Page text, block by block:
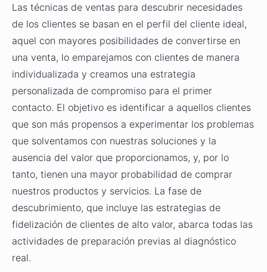
Las técnicas de ventas para descubrir necesidades
de los clientes se basan en el perfil del cliente ideal,
aquel con mayores posibilidades de convertirse en
una venta, lo emparejamos con clientes de manera
individualizada y creamos una estrategia
personalizada de compromiso para el primer
contacto. El objetivo es identificar a aquellos clientes
que son más propensos a experimentar los problemas
que solventamos con nuestras soluciones y la
ausencia del valor que proporcionamos, y, por lo
tanto, tienen una mayor probabilidad de comprar
nuestros productos y servicios. La fase de
descubrimiento, que incluye las estrategias de
fidelización de clientes de alto valor, abarca todas las
actividades de preparación previas al diagnóstico
real.